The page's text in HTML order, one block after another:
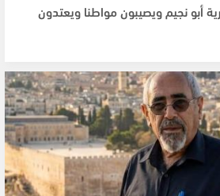
أبو نجيم ويصيبون مواطنا ويعتدون